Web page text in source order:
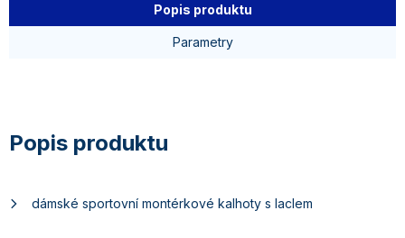
Popis produktu
Parametry
dámské sportovní montérkové kalhoty s laclem